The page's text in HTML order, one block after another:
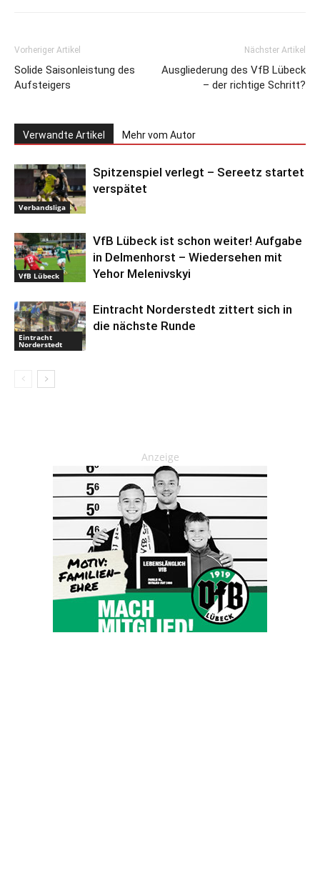
Vorheriger Artikel
Solide Saisonleistung des
Aufsteigers
Nächster Artikel
Ausgliederung des VfB Lübeck
– der richtige Schritt?
Verwandte Artikel Mehr vom Autor
Verbandsliga
Spitzenspiel verlegt – Sereetz startet
verspätet
VfB Lübeck
VfB Lübeck ist schon weiter! Aufgabe
in Delmenhorst – Wiedersehen mit
Yehor Melenivskyi
Eintracht
Norderstedt
Eintracht Norderstedt zittert sich in
die nächste Runde
Anzeige